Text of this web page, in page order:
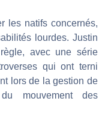
les natifs concernés,
lourdes. Justin
avec une série
qui ont terni
lors de la gestion de
mouvement des